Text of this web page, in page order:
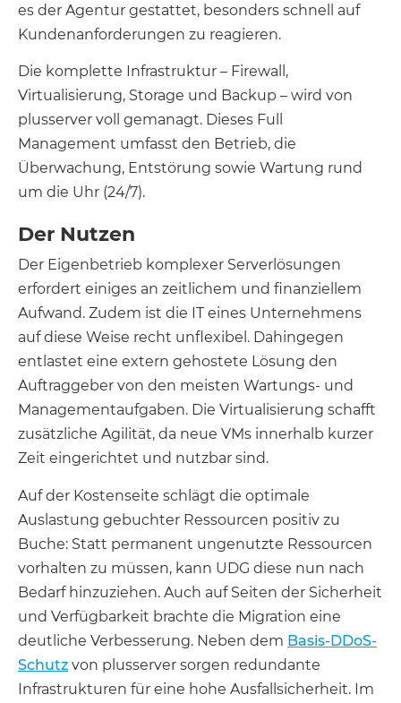
es der Agentur gestattet, besonders schnell auf
Kundenanforderungen zu reagieren.
Die komplette Infrastruktur – Firewall,
Virtualisierung, Storage und Backup – wird von
plusserver voll gemanagt. Dieses Full
Management umfasst den Betrieb, die
Überwachung, Entstörung sowie Wartung rund
um die Uhr (24/7).
Der Nutzen
Der Eigenbetrieb komplexer Serverlösungen
erfordert einiges an zeitlichem und finanziellem
Aufwand. Zudem ist die IT eines Unternehmens
auf diese Weise recht unflexibel. Dahingegen
entlastet eine extern gehostete Lösung den
Auftraggeber von den meisten Wartungs- und
Managementaufgaben. Die Virtualisierung schafft
zusätzliche Agilität, da neue VMs innerhalb kurzer
Zeit eingerichtet und nutzbar sind.
Auf der Kostenseite schlägt die optimale
Auslastung gebuchter Ressourcen positiv zu
Buche: Statt permanent ungenutzte Ressourcen
vorhalten zu müssen, kann UDG diese nun nach
Bedarf hinzuziehen. Auch auf Seiten der Sicherheit
und Verfügbarkeit brachte die Migration eine
deutliche Verbesserung. Neben dem Basis-DDoS-
Schutz von plusserver sorgen redundante
Infrastrukturen für eine hohe Ausfallsicherheit. Im